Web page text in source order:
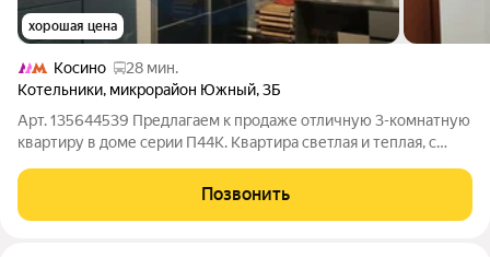
хорошая цена
Косино
28 мин.
Котельники, микрорайон Южный,3Б
Арт. 135644539 Предлагаем к продаже отличную 3-комнатную
квартиру в доме серии П44К. Квартира светлая и теплая, с
стороны). Комнаты изолированные с просторными
застекленными лоджиями. Большая
Позвонить